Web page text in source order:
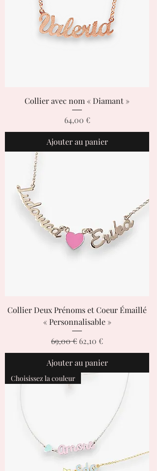
Collier avec nom « Diamant »
Prix
64,00 €
Ajouter au panier
Collier Deux Prénoms et Coeur Émaillé
« Personnalisable »
Prix original
69,00 € Prix promotionnel
62,10 €
Ajouter au panier
Choisissez la couleur